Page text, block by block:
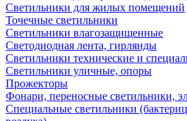
Светильники для жилых помещений
Точечные светильники
Светильники влагозащищенные
Светодиодная лента, гирлянды
Светильники технические и
Светильники уличные, опоры
Прожекторы
Фонари, переносные светильники,
Специальные светильники